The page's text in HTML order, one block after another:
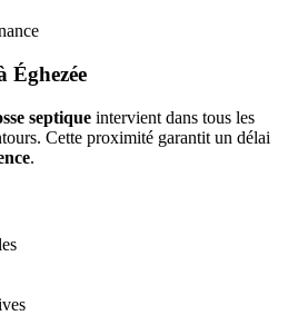
Éghezée
septique intervient dans tous les
Cette proximité garantit un délai
.